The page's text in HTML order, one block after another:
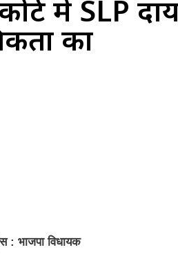
में SLP
का
: भाजपा विधायक